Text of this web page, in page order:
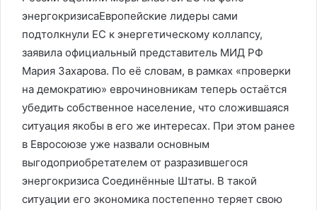
энергокризисаЕвропейские лидеры сами
подтолкнули ЕС к энергетическому коллапсу,
заявила официальный представитель МИД РФ
Мария Захарова. По её словам, в рамках «проверки
на демократию» еврочиновникам теперь остаётся
убедить собственное население, что сложившаяся
ситуация якобы в его же интересах. При этом ранее
в Евросоюзе уже назвали основным
выгодоприобретателем от разразившегося
энергокризиса Соединённые Штаты. В такой
ситуации его экономика постепенно теряет свою